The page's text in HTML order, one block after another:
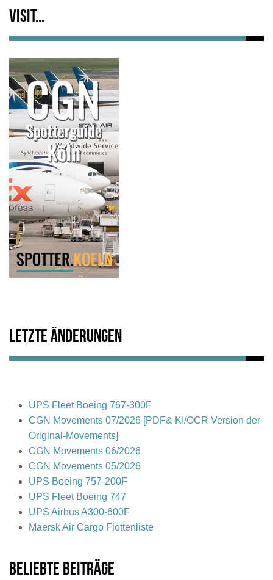
Visit...
Letzte Änderungen
UPS Fleet Boeing 767-300F
CGN Movements 07/2026 [PDF& KI/OCR Version der
Original-Movements]
CGN Movements 06/2026
CGN Movements 05/2026
UPS Boeing 757-200F
UPS Fleet Boeing 747
UPS Airbus A300-600F
Maersk Air Cargo Flottenliste
Beliebte Beiträge